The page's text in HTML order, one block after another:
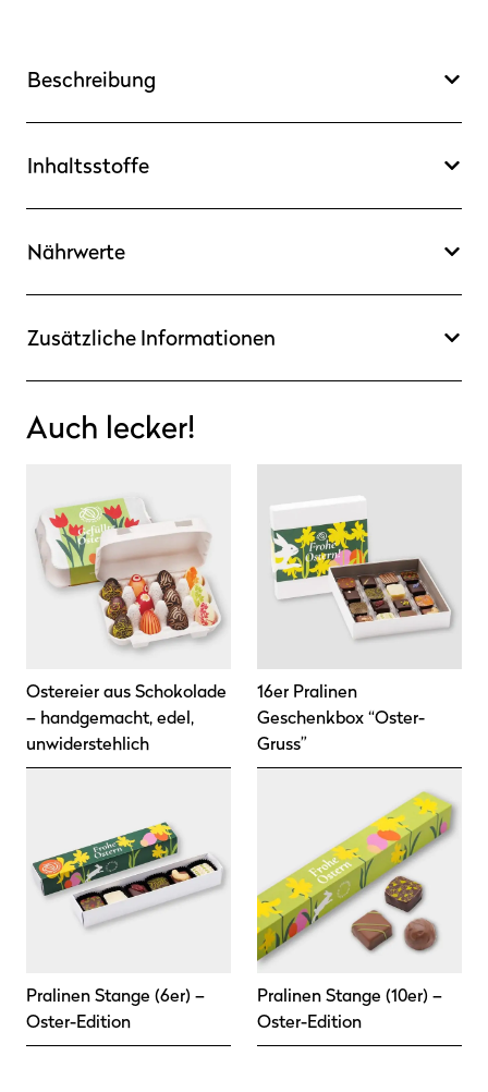
Beschreibung
Inhaltsstoffe
Nährwerte
Zusätzliche Informationen
Auch lecker!
Ostereier aus Schokolade
– handgemacht, edel,
unwiderstehlich
16er Pralinen
Geschenkbox “Oster-
Gruss”
Pralinen Stange (6er) –
Oster-Edition
Pralinen Stange (10er) –
Oster-Edition